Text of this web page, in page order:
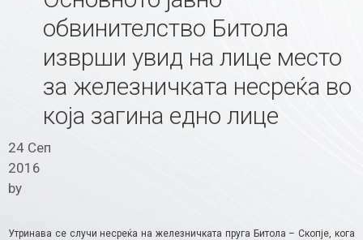
обвинителство Битола
изврши увид на лице место
за железничката несреќа во
која загина едно лице
24 Сеп
2016
by
Утринава се случи несреќа на железничката пруга Битола – Скопје, кога